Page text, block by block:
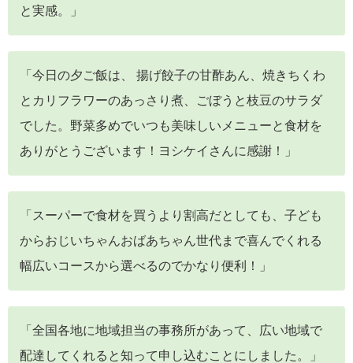
と実感。」
「今日の夕ご飯は、 揚げ餃子の甘酢あん、焼きちくわ
とカリフラワーのあっさり煮、ごぼうと枝豆のサラダ
でした。野菜多めでいつも美味しいメニューと食材を
ありがとうございます！ヨシケイさんに感謝！」
「スーパーで食材を買うより割高だとしても、子ども
からおじいちゃんおばあちゃん世代まで喜んでくれる
幅広いコースから選べるのでかなり便利！」
「全国各地に地域担当の事務所があって、広い地域で
配達してくれると知って申し込むことにしました。」